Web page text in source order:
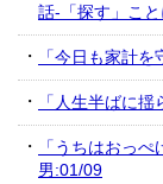
話-「探す」こ
「今日も家計
「人生半ばに
「うちはおっ
男:01/09